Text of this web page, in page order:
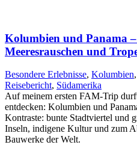
Kolumbien und Panama
Meeresrauschen und
Besondere Erlebnisse, Kolumbien,
Reisebericht, Südamerika
Auf meinem ersten FAM-Trip
entdecken: Kolumbien und
Kontraste: bunte Stadtviertel und
Inseln, indigene Kultur und zum
Bauwerke der Welt.